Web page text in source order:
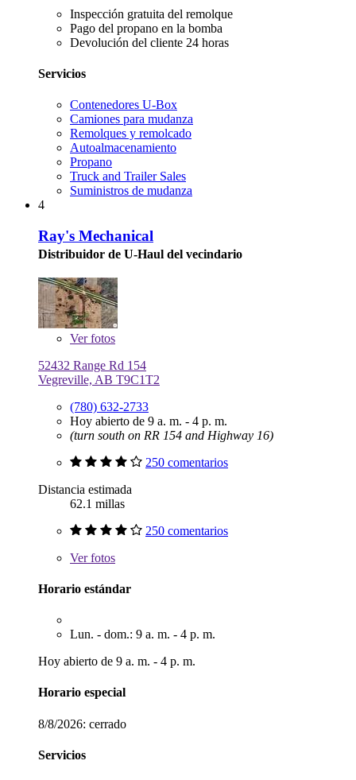
Inspección gratuita del remolque
Pago del propano en la bomba
Devolución del cliente 24 horas
Servicios
Contenedores U-Box
Camiones para mudanza
Remolques y remolcado
Autoalmacenamiento
Propano
Truck and Trailer Sales
Suministros de mudanza
4
Ray's Mechanical
Distribuidor de U-Haul del vecindario
Verfotos
52432 Range Rd 154
Vegreville, AB T9C1T2
(780) 632-2733
Hoy abierto de 9 a. m. - 4 p. m.
(turn south on RR 154 and Highway 16)
250 comentarios
Distancia estimada
62.1 millas
250 comentarios
Verfotos
Horario estándar
Lun. - dom.: 9 a. m. - 4 p. m.
Hoy abierto de 9 a. m. - 4 p. m.
Horario especial
8/8/2026: cerrado
Servicios